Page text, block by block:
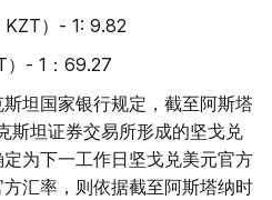
KZT）- 1: 9.82
）- 1：69.27
坦国家银行规定，截至阿斯塔
斯坦证券交易所形成的坚戈兑
为下一工作日坚戈兑美元官方
汇率，则依据截至阿斯塔纳时